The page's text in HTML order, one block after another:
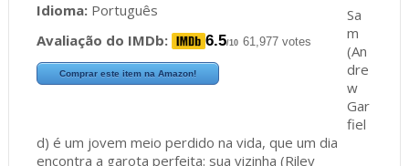
Idioma:Português
Avaliação do IMDb:
6.5/10 61,977 votes
Comprar este item na Amazon!
Sa
m
(An
dre
w
Gar
fiel
d) é um jovem meio perdido na vida, que um dia
encontra a garota perfeita: sua vizinha (Riley